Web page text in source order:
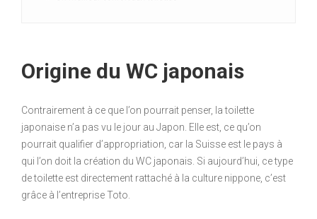
Origine du WC japonais
Contrairement à ce que l’on pourrait penser, la toilette
japonaise n’a pas vu le jour au Japon. Elle est, ce qu’on
pourrait qualifier d’appropriation, car la Suisse est le pays à
qui l’on doit la création du WC japonais. Si aujourd’hui, ce type
de toilette est directement rattaché à la culture nippone, c’est
grâce à l’entreprise Toto.